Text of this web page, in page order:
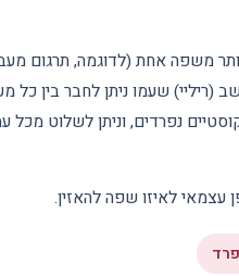
משפה אחת (לדוגמה, תרגום
(ריליי) שעמו ניתן לחבר בין כל
נפרדים, וניתן לשלוט מכל
עצמאי לאיזו שפה להאזין.